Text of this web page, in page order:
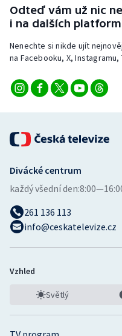
Odteď vám už nic
i na dalších
Nenechte si nikde ujít
na Facebooku, X,
Divácké centrum
každý všední den:
261 136 113
info@ceskatelevize.cz
Vzhled
Světlý